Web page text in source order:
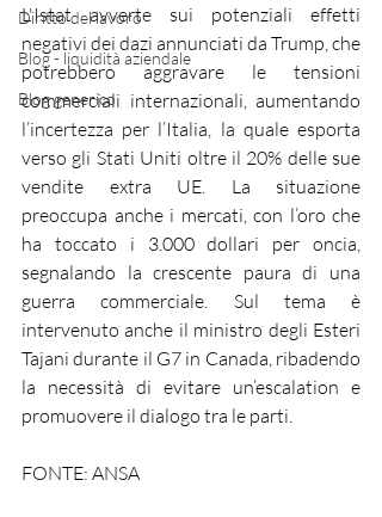
Diritto del lavoro
Blog - liquidità aziendale
Blog generico
L'Istat avverte sui potenziali effetti
negativi dei dazi annunciati da Trump, che
potrebbero aggravare le tensioni
commerciali internazionali, aumentando
l’incertezza per l’Italia, la quale esporta
verso gli Stati Uniti oltre il 20% delle sue
vendite extra UE. La situazione
preoccupa anche i mercati, con l’oro che
ha toccato i 3.000 dollari per oncia,
segnalando la crescente paura di una
guerra commerciale. Sul tema è
intervenuto anche il ministro degli Esteri
Tajani durante il G7 in Canada, ribadendo
la necessità di evitare un’escalation e
promuovere il dialogo tra le parti.
FONTE: ANSA